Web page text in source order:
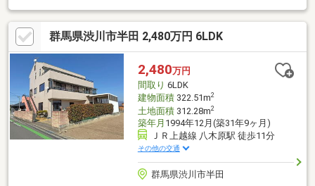
す。・スタッフ一同、誠心誠意ご対応させていただきます！◆経
験知識が豊富なスタッフが在籍！迅速な対応を心掛けておりま
す。・お問合せを受けてから即日ご対応をさせていただきま
す。・その他物件情報も多数ございます！お気軽にお問い合わせ
ください。
群馬県渋川市半田 2,480万円 6LDK
2,480万円
間取り 6LDK
建物面積322.51m2
土地面積312.28m2
築年月 1994年12月(築31年9ヶ月)
ＪＲ上越線 八木原駅 徒歩11分
その他の交通
群馬県渋川市半田